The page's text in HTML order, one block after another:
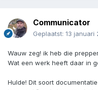
Communicator
Geplaatst: 13 januari
Wauw zeg! ik heb die
Wat een werk heeft daar in
Hulde! Dit soort